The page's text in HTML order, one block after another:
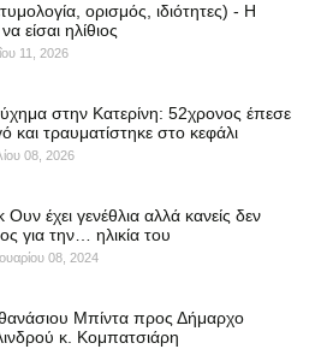
ορισμός, ιδιότητες) - Η
είσαι ηλίθιος
11, 2026
στην Κατερίνη: 52χρονος έπεσε
και τραυματίστηκε στο κεφάλι
08, 2026
Ουν έχει γενέθλια αλλά κανείς δεν
για την… ηλικία του
08, 2024
Μπίντα προς Δήμαρχο
κ. Κομπατσιάρη